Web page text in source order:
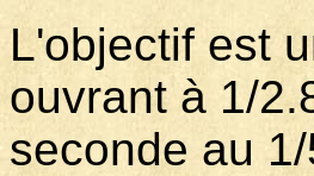
L'objectif est
ouvrant à 1/
seconde au